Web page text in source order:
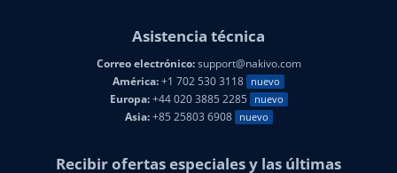
Asistencia técnica
Correo electrónico:support@nakivo.com
América:+1 702 530 3118 nuevo
Europa:+44 020 3885 2285 nuevo
Asia:+85 25803 6908 nuevo
Recibir ofertas especiales y las últimas